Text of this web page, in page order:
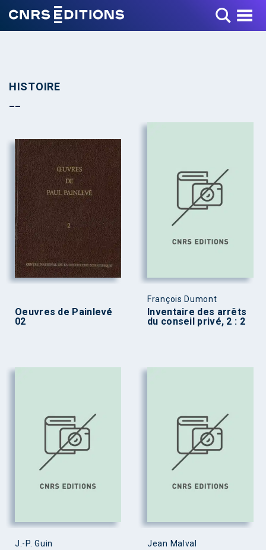
Toggle Menu
HISTOIRE
Oeuvres de Painlevé
02
François Dumont
Inventaire des arrêts
du conseil privé, 2 : 2
J.-P. Guin Jean Malval